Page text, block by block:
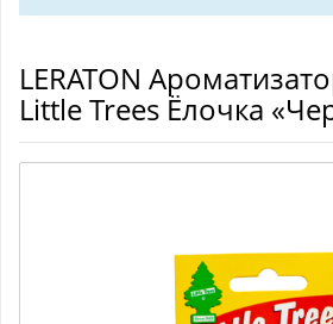
LERATON
Little Trees Ёлочка